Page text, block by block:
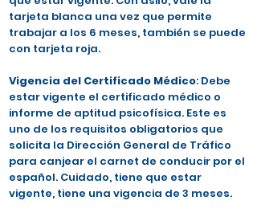
tarjeta blanca una vez que permite
trabajar a los 6 meses, también se puede
con tarjeta roja.
Vigencia del Certificado Médico: Debe
estar vigente el certificado médico o
informe de aptitud psicofísica. Este es
uno de los requisitos obligatorios que
solicita la Dirección General de Tráfico
para canjear el carnet de conducir por el
español. Cuidado, tiene que estar
vigente, tiene una vigencia de 3 meses.